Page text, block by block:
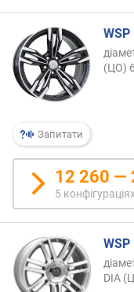
Запитати
(ЦО)
12 260 —
5
DIA